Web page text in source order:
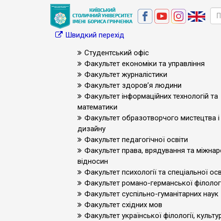
Швидкий перехід
Студентський офіс
Факультет економіки та управління
Факультет журналістики
Факультет здоров’я людини
Факультет інформаційних технологій та
математики
Факультет образотворчого мистецтва і
дизайну
Факультет педагогічної освіти
Факультет права, врядування та
відносин
Факультет психології та спеціальної
Факультет романо-германської
Факультет суспільно-гуманітарних наук
Факультет східних мов
Факультет української філології,